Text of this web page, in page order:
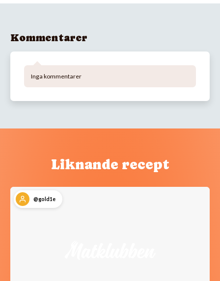
Kommentarer
Inga kommentarer
Liknande recept
@gold1e